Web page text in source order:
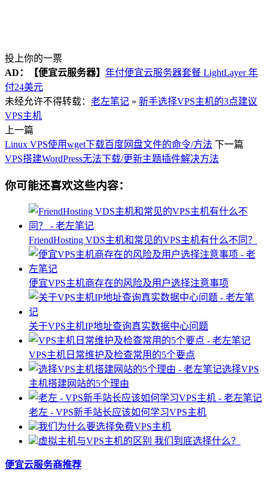
投上你的一票
AD：
【便宜云服务器】 年付便宜云服务器套餐 LightLayer 年
付24美元
未经允许不得转载： 老左笔记 » 新手选择VPS主机的3点建议
VPS主机
上一篇
Linux VPS使用wget下载百度网盘文件的命令/方法 下一篇
VPS搭建WordPress无法下载/更新主题插件解决方法
你可能还喜欢这些内容：
FriendHosting VDS主机和常见的VPS主机有什么不同？
便宜VPS主机商存在的风险及用户选择注意事项
关于VPS主机IP地址查询真实数据中心问题
VPS主机日常维护及检查常用的5个要点
选择VPS
主机搭建网站的5个理由
老左 - VPS新手站长应该如何学习VPS主机
我们为什么要选择免费VPS主机
虚拟主机与VPS主机的区别 我们到底选择什么？
便宜云服务商推荐